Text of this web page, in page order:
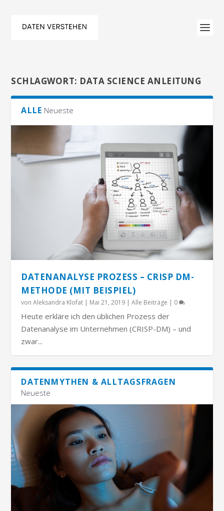
SCHLAGWORT: DATA SCIENCE ANLEITUNG
ALLE Neueste
DATENANALYSE PROZESS – CRISP DM-
METHODE (MIT BEISPIEL)
vonAleksandra Klofat | Mai 21, 2019 |Alle Beiträge | 0
Heute erkläre ich den üblichen Prozess der
Datenanalyse im Unternehmen (CRISP-DM) – und
zwar...
DATENMYTHEN & ALLTAGSFRAGEN
Neueste